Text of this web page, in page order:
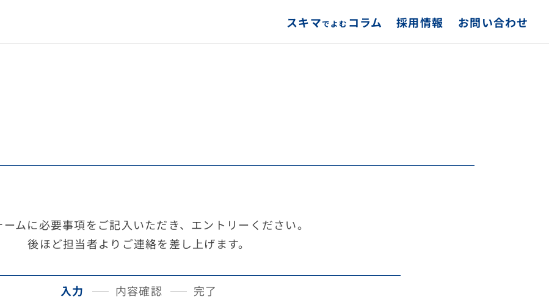
スキマでよむ コラム 採用情報 お問い合わせ
ムに必要事項をご記入いただき、エントリーください。
後ほど担当者よりご連絡を差し上げます。
入力 内容確認 完了